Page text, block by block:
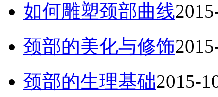
如何雕塑颈部曲线
颈部的美化与修饰
颈部的生理基础2015-